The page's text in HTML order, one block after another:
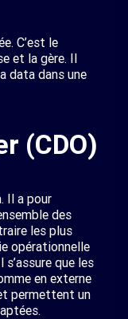
C’est le
et la gère. Il
data dans une
(CDO)
Il a pour
des
les plus
opérationnelle
que les
en externe
permettent un